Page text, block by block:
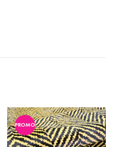
PROMO